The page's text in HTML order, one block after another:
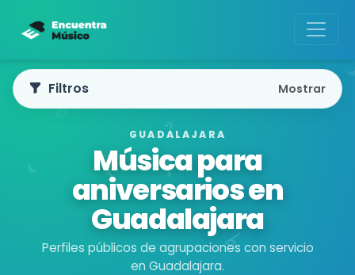
GUADALAJARA
Música para
aniversarios en
Guadalajara
Perfiles públicos de agrupaciones con servicio
en Guadalajara.
Filtros Mostrar